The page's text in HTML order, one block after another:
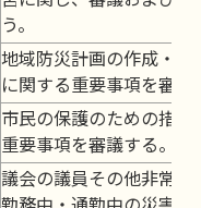
う。
地域防災計画の作成・推
に関する重要事項を審議
市民の保護のための措置
重要事項を審議する。
議会の議員その他非常勤